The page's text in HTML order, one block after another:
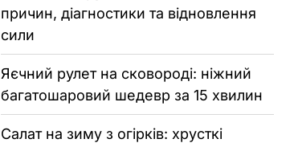
причин, діагностики та відновлення
сили
Яєчний рулет на сковороді: ніжний
багатошаровий шедевр за 15 хвилин
Салат на зиму з огірків: хрусткі